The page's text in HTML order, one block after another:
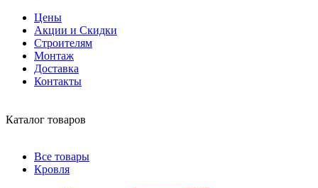
Цены
Акции и Скидки
Строителям
Монтаж
Доставка
Контакты
Каталог товаров
Все товары
Кровля